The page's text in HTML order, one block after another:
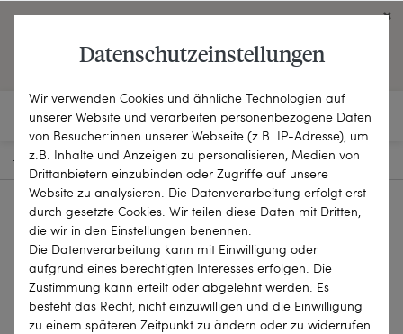
OPEN ENGLISH WEBSITE
HOME SCHMUCKSTÜCKE BROSCHEN & NADELN 18-2888
Datenschutzeinstellungen
Wir verwenden Cookies und ähnliche Technologien auf
unserer Website und verarbeiten personenbezogene Daten
von Besucher:innen unserer Webseite (z.B. IP-Adresse), um
z.B. Inhalte und Anzeigen zu personalisieren, Medien von
Drittanbietern einzubinden oder Zugriffe auf unsere
Website zu analysieren. Die Datenverarbeitung erfolgt erst
durch gesetzte Cookies. Wir teilen diese Daten mit Dritten,
die wir in den Einstellungen benennen.
Die Datenverarbeitung kann mit Einwilligung oder
aufgrund eines berechtigten Interesses erfolgen. Die
Zustimmung kann erteilt oder abgelehnt werden. Es
besteht das Recht, nicht einzuwilligen und die Einwilligung
zu einem späteren Zeitpunkt zu ändern oder zu widerrufen.